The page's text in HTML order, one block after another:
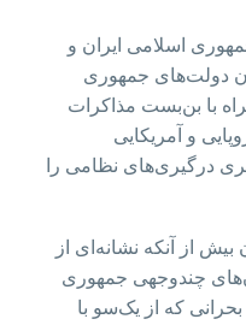
جنگ ۱۲ روزه جمهوری اسلامی ایران و
دولت‌های جمهوری
با بن‌بست مذاکرات
و آمریکایی
درگیری‌های نظامی را
از آنکه نشانه‌ای از
چندوجهی جمهوری
که از یک‌سو با